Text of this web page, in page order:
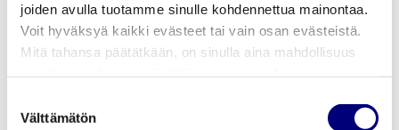
joiden avulla tuotamme sinulle kohdennettua mainontaa.
Voit hyväksyä kaikki evästeet tai vain osan evästeistä.
Mitä tahansa päätätkään, on sinulla aina mahdollisuus
valinta
Välttämätön
TÄYTÄ
Vakuutus sähkön